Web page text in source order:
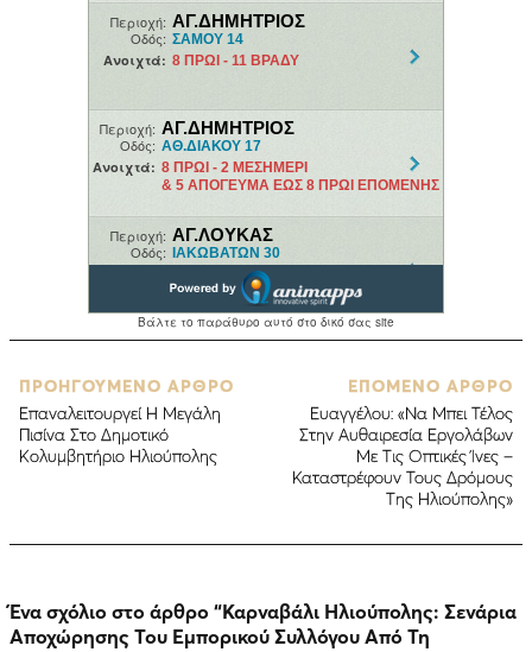
ΠΡΟΗΓΟΥΜΕΝΟ ΑΡΘΡΟ
Eπαναλειτουργεί Η Μεγάλη
Πισίνα Στο Δημοτικό
Κολυμβητήριο Ηλιούπολης
ΕΠΟΜΕΝΟ ΑΡΘΡΟ
Eυαγγέλου: «Να Μπει Τέλος
Στην Αυθαιρεσία Εργολάβων
Με Τις Οπτικές Ίνες –
Καταστρέφουν Τους Δρόμους
Tης Ηλιούπολης»
Ένα σχόλιο στο άρθρο “Καρναβάλι Ηλιούπολης: Σενάρια
Αποχώρησης Του Εμπορικού Συλλόγου Από Τη